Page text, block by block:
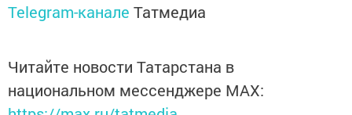
Telegram-канале Татмедиа
Читайте новости Татарстана в
национальном мессенджере MАХ: